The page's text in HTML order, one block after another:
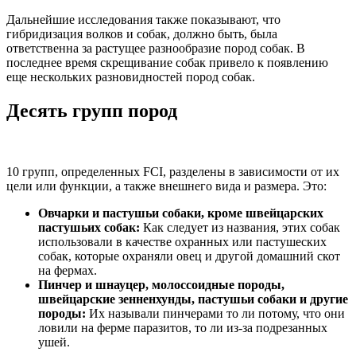
Дальнейшие исследования также показывают, что
гибридизация волков и собак, должно быть, была
ответственна за растущее разнообразие пород собак. В
последнее время скрещивание собак привело к появлению
еще нескольких разновидностей пород собак.
Десять групп пород
10 групп, определенных FCI, разделены в зависимости от их
цели или функции, а также внешнего вида и размера. Это:
Овчарки и пастушьи собаки, кроме швейцарских
пастушьих собак: Как следует из названия, этих собак
использовали в качестве охранных или пастушеских
собак, которые охраняли овец и другой домашний скот
на фермах.
Пинчер и шнауцер, молоссоидные породы,
швейцарские зенненхунды, пастушьи собаки и другие
породы: Их называли пинчерами то ли потому, что они
ловили на ферме паразитов, то ли из-за подрезанных
ушей.